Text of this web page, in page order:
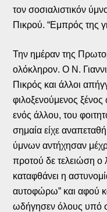
τον σοσιαλιστικόν
Πικρού. “Εμπρός της
Την ημέραν της
ολόκληρον. Ο Ν.
Πικρός και άλλοι
φιλοξενούμενος
ενός άλλου, του
σημαία είχε
ύμνων αντήχησαν
προτού δε τελειώση
καταφθάνει η
αυτοφώρω” και αφού
ωδήγησεν όλους υπό